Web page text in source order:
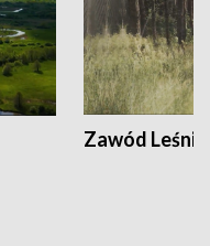
Zawód Leśnik